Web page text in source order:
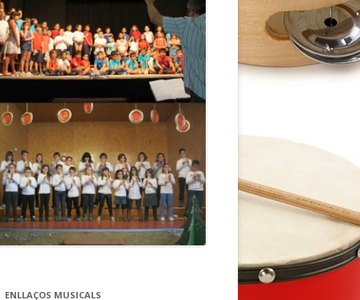
ENLLAÇOS MUSICALS